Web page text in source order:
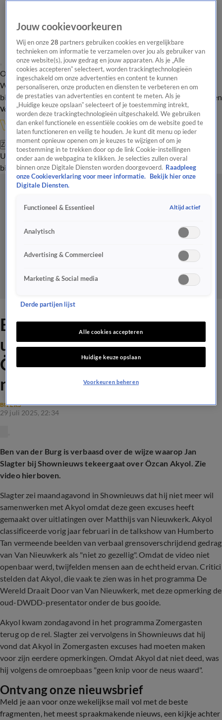
Overzicht Onze programma's Uitzendingen Onze gezichten
In de
WandelgangenInterviewsUitzending
bijwonenPodcastShopVeelgestelde vragenKijkersvraag insturen
Volg Vandaag Inside
Zoeken
UitzendingenVandaag InsideDe OranjezomerShopUitzending
bijwonen
Ben van der Burg hoort
uitspraken Jan Slagter over
Özcan Akyol: ‘Dit kan écht
niet!’
BN'ERS
29 juli 2025, 22:34
Ben van der Burg is verbaasd over de wijze waarop Jan
Slagter bij Shownieuws tekeergaat over Özcan Akyol. Zie
video hierboven.
Slagter zei maandagavond in Shownieuws dat hij niet meer wil
samenwerken met Akyol omdat deze geen excuses heeft
gemaakt over uitlatingen over Matthijs van Nieuwkerk. Akyol
classificeerde vorig jaar februari in de talkshow van Humberto
Tan vermeende beelden van verbaal grensoverschrijdend gedrag
van Van Nieuwkerk als "niet zo gezellig". Omdat de video niet
openbaar werd, twijfelden mensen aan de echtheid ervan. Critici
stelden dat Akyol, die vaak te zien was in het programma De
Wereld Draait Door van Van Nieuwkerk, met deze opmerking de
oud-DWDD-presentator onder de bus gooide.
Akyol kwam zondagavond in het programma Zomergasten
terug op de rel. Slagter zei vervolgens in Shownieuws dat hij
vond dat Akyol in Zomergasten excuses had moeten maken
voor zijn eerdere opmerkingen. Omdat Akyol dat niet deed, was
hij volgens de omroepbaas "geen knip voor de neus waard".
Ontvang onze nieuwsbrief
Meld je aan voor onze wekelijkse mail vol met de beste
fragmenten, het meest spraakmakende nieuws, een kijkje achter
Jouw cookievoorkeuren
Wij en onze28 partners gebruiken cookies en vergelijkbare
technieken om informatie te verzamelen over jou als gebruiker van
onze website(s), jouw gedrag en jouw apparaten. Als je „Alle
cookies accepteren” selecteert, worden trackingtechnologieën
ingeschakeld om onze advertenties en content te kunnen
personaliseren, onze producten en diensten te verbeteren en om
de prestaties van advertenties en content te meten. Als je
„Huidige keuze opslaan” selecteert of je toestemming intrekt,
worden deze trackingtechnologieën uitgeschakeld. We gebruiken
dan enkel functionele en essentiële cookies om de website goed te
laten functioneren en veilig te houden. Je kunt dit menu op ieder
moment opnieuw openen om je keuzes te wijzigen of om je
toestemming in te trekken door op de link Cookie-instellingen
onder aan de webpagina te klikken. Je selecties zullen overal
binnen onze Digitale Diensten worden doorgevoerd. Raadpleeg
onze Cookieverklaring voor meer informatie.
Bekijk hier onze
Digitale Diensten.
Functioneel & Essentieel Altijd actief
Analytisch
Advertising & Commercieel
Marketing & Social media
Derde partijen lijst
Alle cookies accepteren
Huidige keuze opslaan
Voorkeuren beheren